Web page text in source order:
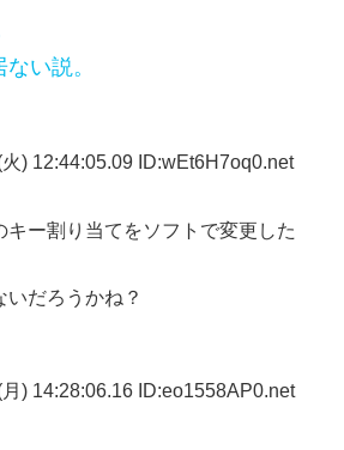
い説。
火) 12:44:05.09 ID:wEt6H7oq0.net
キー割り当てをソフトで変更した
いだろうかね？
月) 14:28:06.16 ID:eo1558AP0.net